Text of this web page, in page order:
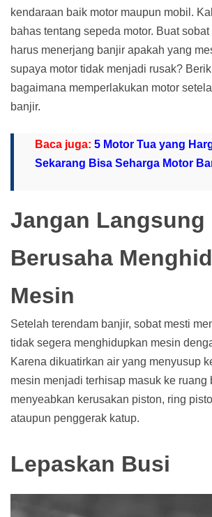
kendaraan baik motor maupun mobil.
bahas tentang sepeda motor. Buat
harus menerjang banjir apakah yang
supaya motor tidak menjadi rusak?
bagaimana memperlakukan motor
banjir.
Baca juga: 5 Motor Tua yang
Sekarang Bisa Seharga Motor
Jangan Langsung
Berusaha
Mesin
Setelah terendam banjir, sobat mesti
tidak segera menghidupkan mesin
Karena dikuatirkan air yang menyusup
mesin menjadi terhisap masuk ke ruang
menyeabkan kerusakan piston, ring
ataupun penggerak katup.
Lepaskan Busi